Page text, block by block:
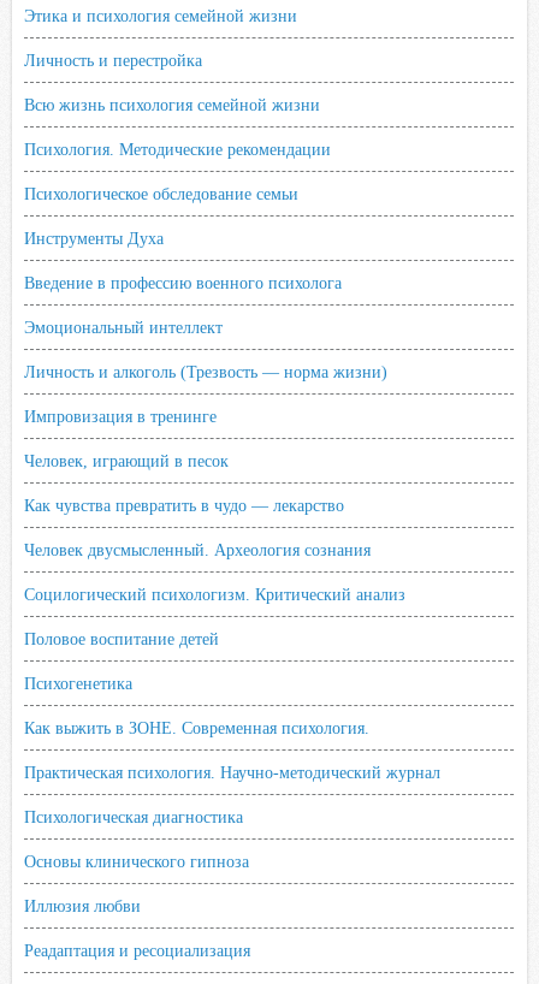
Этика и психология семейной жизни
Личность и перестройка
Всю жизнь психология семейной жизни
Психология. Методические рекомендации
Психологическое обследование семьи
Инструменты Духа
Введение в профессию военного психолога
Эмоциональный интеллект
Личность и алкоголь (Трезвость — норма жизни)
Импровизация в тренинге
Человек, играющий в песок
Как чувства превратить в чудо — лекарство
Человек двусмысленный. Археология сознания
Социлогический психологизм. Критический анализ
Половое воспитание детей
Психогенетика
Как выжить в ЗОНЕ. Современная психология.
Практическая психология. Научно-методический журнал
Психологическая диагностика
Основы клинического гипноза
Иллюзия любви
Реадаптация и ресоциализация